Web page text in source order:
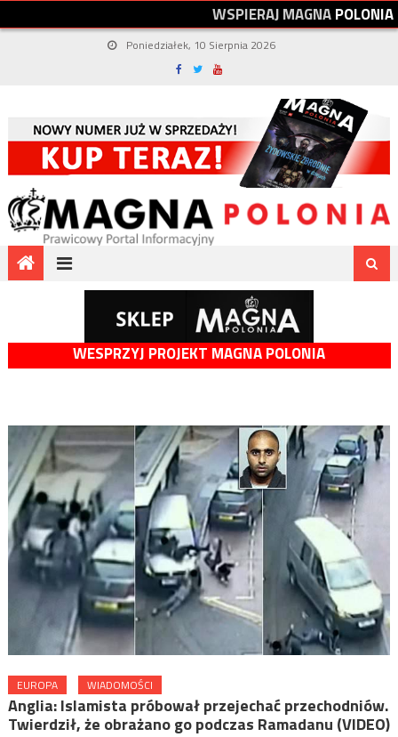
WSPIERAJMAGNAPOLONIA
Poniedziałek, 10 Sierpnia 2026
WESPRZYJ PROJEKT MAGNA POLONIA
EUROPA WIADOMOŚCI
Anglia: Islamista próbował przejechać przechodniów.
Twierdził, że obrażano go podczas Ramadanu (VIDEO)